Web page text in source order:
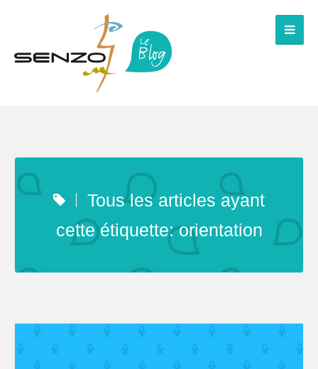
Tous les articles ayant
cette étiquette: orientation